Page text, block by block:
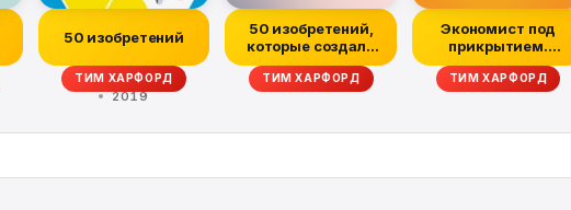
50 изобретений
ТИМ ХАРФОРД
2019
50 изобретений,
которые создали
современную
эконом...
ТИМ ХАРФОРД
Экономист под
прикрытием.
Почему возникают
пробки,...
ТИМ ХАРФОРД